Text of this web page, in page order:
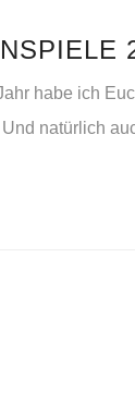
habe ich
natürlich